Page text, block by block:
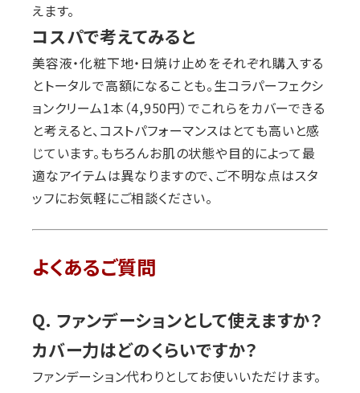
えます。
コスパで考えてみると
美容液・化粧下地・日焼け止めをそれぞれ購入する
とトータルで高額になることも。生コラパーフェクシ
ョンクリーム1本（4,950円）でこれらをカバーできる
と考えると、コストパフォーマンスはとても高いと感
じています。もちろんお肌の状態や目的によって最
適なアイテムは異なりますので、ご不明な点はスタ
ッフにお気軽にご相談ください。
よくあるご質問
Q. ファンデーションとして使えますか？
カバー力はどのくらいですか？
ファンデーション代わりとしてお使いいただけます。